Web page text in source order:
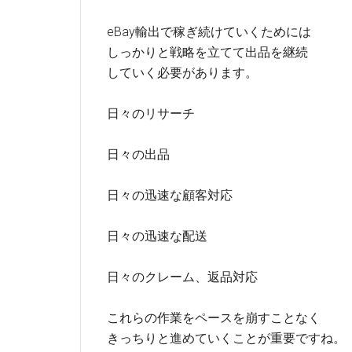
eBay輸出で稼ぎ続けていくためには
しっかりと戦略を立てて出品を継続
していく必要があります。
日々のリサーチ
日々の出品
日々の迅速な顧客対応
日々の迅速な配送
日々のクレーム、返品対応
これらの作業をペースを崩すことなく
きっちりと進めていくことが重要ですね。